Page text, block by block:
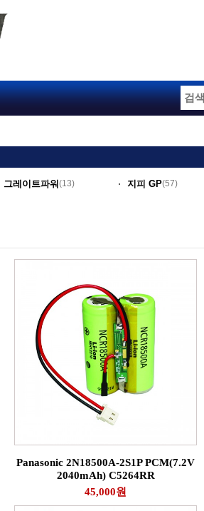
그레이트파워 (13) 지피 GP(57)
Panasonic 2N18500A-2S1P PCM(7.2V
2040mAh) C5264RR
45,000원